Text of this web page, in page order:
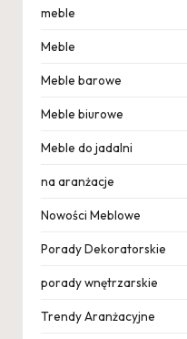
meble
Meble
Meble barowe
Meble biurowe
Meble do jadalni
na aranżacje
Nowości Meblowe
Porady Dekoratorskie
porady wnętrzarskie
Trendy Aranżacyjne